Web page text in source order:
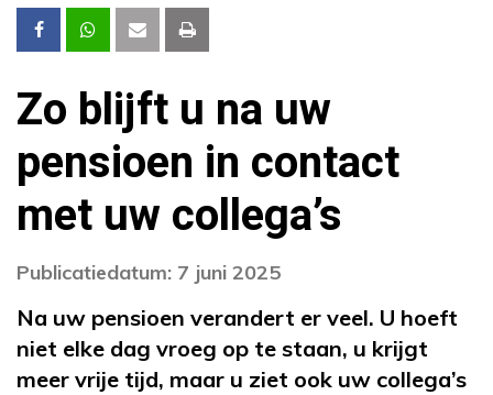
Zo blijft u na uw
pensioen in contact
met uw collega’s
Publicatiedatum: 7 juni 2025
Na uw pensioen verandert er veel. U hoeft
niet elke dag vroeg op te staan, u krijgt
meer vrije tijd, maar u ziet ook uw collega’s